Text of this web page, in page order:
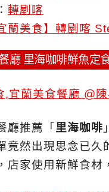
轉剭喀
蘭美食】轉剭喀
廳 里海咖啡鮮魚定
廳推薦「里海咖啡
竟然出現思念已久
店家使用新鮮食材，